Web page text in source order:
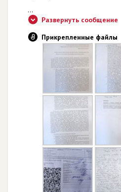
...
Развернуть сообщение
Прикрепленные файлы